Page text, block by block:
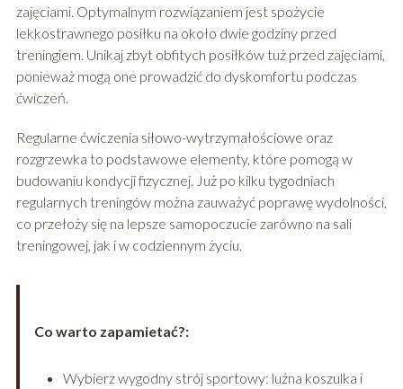
zajęciami. Optymalnym rozwiązaniem jest spożycie
lekkostrawnego posiłku na około dwie godziny przed
treningiem. Unikaj zbyt obfitych posiłków tuż przed zajęciami,
ponieważ mogą one prowadzić do dyskomfortu podczas
ćwiczeń.
Regularne ćwiczenia siłowo-wytrzymałościowe oraz
rozgrzewka to podstawowe elementy, które pomogą w
budowaniu kondycji fizycznej. Już po kilku tygodniach
regularnych treningów można zauważyć poprawę wydolności,
co przełoży się na lepsze samopoczucie zarówno na sali
treningowej, jak i w codziennym życiu.
Co warto zapamietać?:
Wybierz wygodny strój sportowy: luźna koszulka i